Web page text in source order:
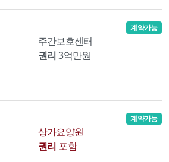
주간보호센터
권리 3억만원
계약가능
상가요양원
권리 포함
계약가능